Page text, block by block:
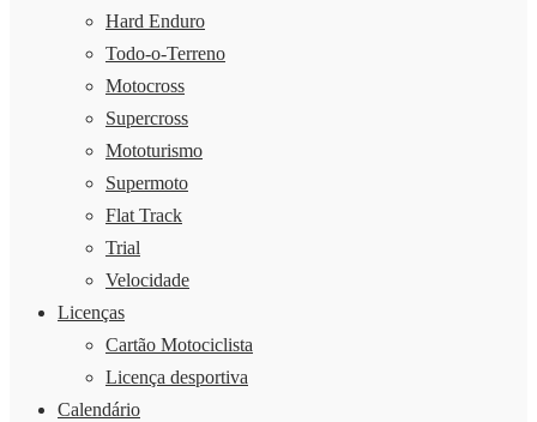
Hard Enduro
Todo-o-Terreno
Motocross
Supercross
Mototurismo
Supermoto
Flat Track
Trial
Velocidade
Licenças
Cartão Motociclista
Licença desportiva
Calendário